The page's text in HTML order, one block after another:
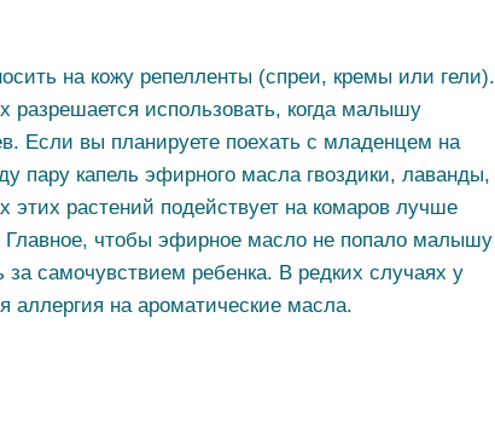
на кожу репелленты (спреи, кремы или гели).
разрешается использовать, когда малышу
Если вы планируете поехать с младенцем на
пару капель эфирного масла гвоздики, лаванды,
этих растений подействует на комаров лучше
Главное, чтобы эфирное масло не попало малышу
самочувствием ребенка. В редких случаях у
аллергия на ароматические масла.